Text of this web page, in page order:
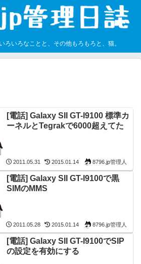
ろいろなことと、その他もろもろと、猫。
[電話] Galaxy SII GT-I9100 標準カ
ーネルとTegrakで6000超えてた
2011.05.31 2015.01.14 8796.jp管理人
[電話] Galaxy SII GT-I9100で黒
SIMのMMS
2011.05.28 2015.01.14 8796.jp管理人
[電話] Galaxy SII GT-I9100でSIP
の設定を有効にする